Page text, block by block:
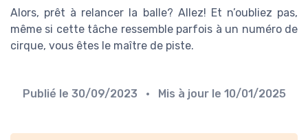
Alors, prêt à relancer la balle? Allez! Et n’oubliez pas,
même si cette tâche ressemble parfois à un numéro de
cirque, vous êtes le maître de piste.
Publié le 30/09/2023 • Mis à jour le 10/01/2025